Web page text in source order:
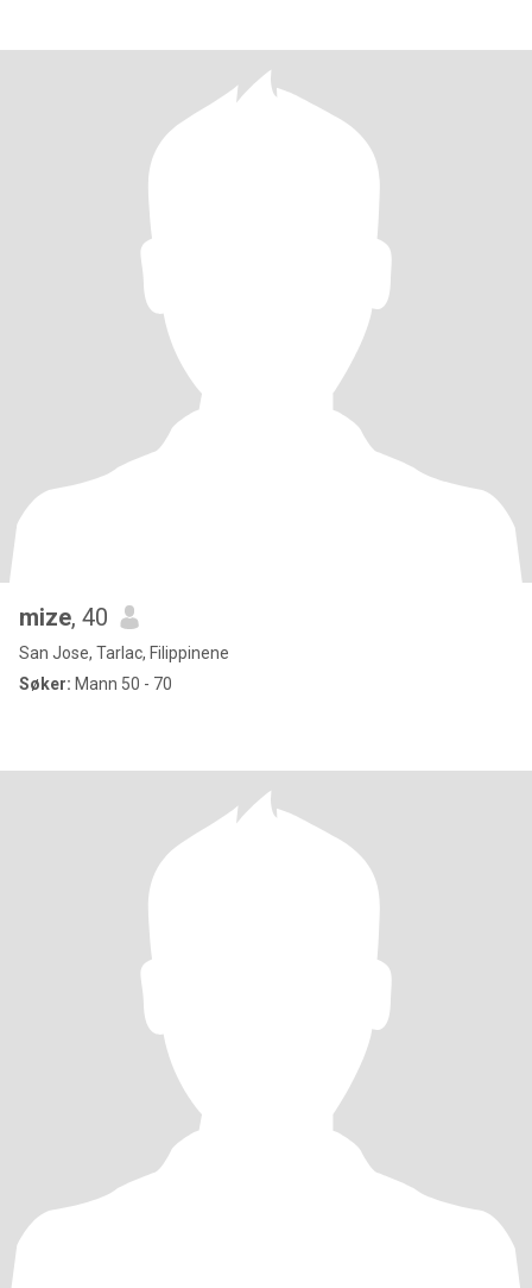
mize, 40
San Jose, Tarlac, Filippinene
Søker: Mann 50 - 70